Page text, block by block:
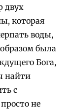
двух
которая
воды,
была
Бога,
найти
с
не